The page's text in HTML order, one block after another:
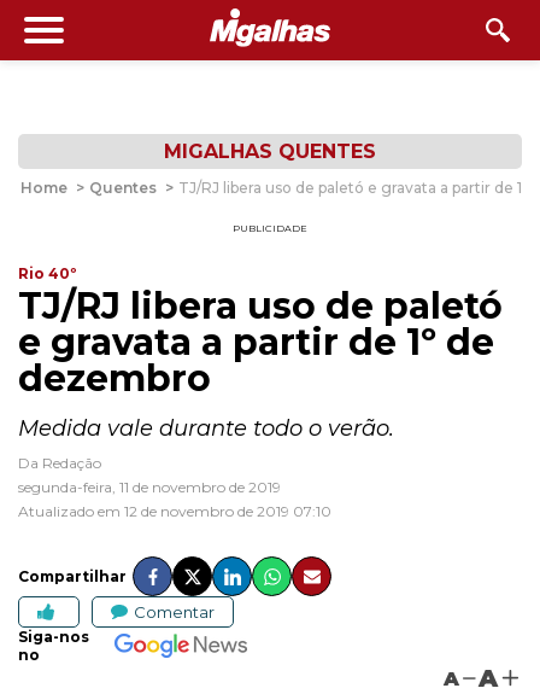
MIGALHAS QUENTES
Home > Quentes > TJ/RJ libera uso de paletó e gravata a partir de 1º
PUBLICIDADE
Rio 40º
TJ/RJ libera uso de paletó
e gravata a partir de 1º de
dezembro
Medida vale durante todo o verão.
Da Redação
segunda-feira, 11 de novembro de 2019
Atualizado em 12 de novembro de 2019 07:10
Compartilhar
Comentar
Siga-nos
no
A A